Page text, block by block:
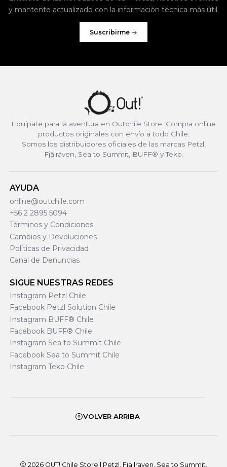
y mantente actualizado con la información técnica más útil.
Suscribirme
Equípate para la aventura en Outchile Store. Compra online
productos originales con envío a todo Chile.
Somos los distribuidores oficiales de las marcas Petzl,
Fjälräven, Sea to Summit, BUFF® y Teko.
AYUDA
online@outchile.com
+56 2 2895 5094
Términos y Condiciones
Cambios y Devoluciones
Políticas de Privacidad
Canal de Denuncias
SIGUE NUESTRAS REDES
Instagram Petzl Chile
Facebook Petzl Solution Chile
Instagram BUFF® Chile
Facebook BUFF® Chile
Instagram Sea to Summit Chile
Facebook Sea to Summit Chile
Instagram Teko Chile
2026 OUT! Chile Store | Petzl, Fjallraven, Sea to Summit,
VOLVER ARRIBA